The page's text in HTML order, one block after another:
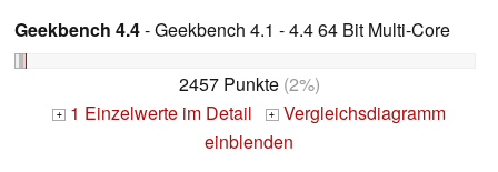
Geekbench 4.4- Geekbench 4.1 - 4.4 64 Bit Multi-Core
2457 Punkte(2%)
+ 1 Einzelwerte im Detail + Vergleichsdiagramm
einblenden